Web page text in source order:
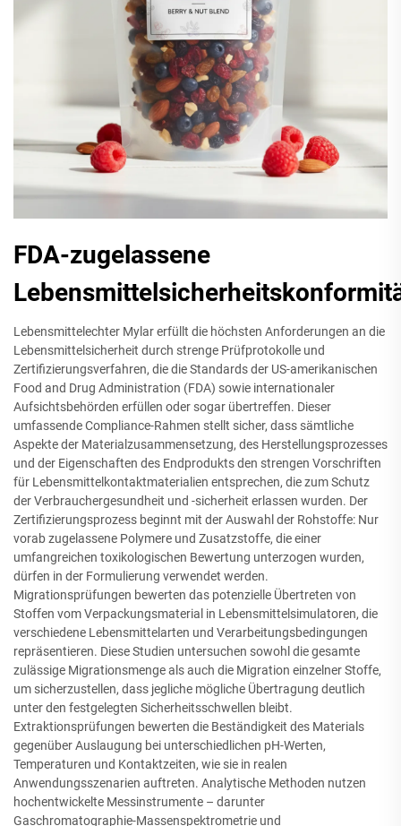
FDA-zugelassene
Lebensmittelechter Mylar erfüllt die höchsten Anforderungen an die
Lebensmittelsicherheit durch strenge Prüfprotokolle und
Zertifizierungsverfahren, die die Standards der US-amerikanischen
Food and Drug Administration (FDA) sowie internationaler
Aufsichtsbehörden erfüllen oder sogar übertreffen. Dieser
umfassende Compliance-Rahmen stellt sicher, dass sämtliche
Aspekte der Materialzusammensetzung, des Herstellungsprozesses
und der Eigenschaften des Endprodukts den strengen Vorschriften
für Lebensmittelkontaktmaterialien entsprechen, die zum Schutz
der Verbrauchergesundheit und -sicherheit erlassen wurden. Der
Zertifizierungsprozess beginnt mit der Auswahl der Rohstoffe: Nur
vorab zugelassene Polymere und Zusatzstoffe, die einer
umfangreichen toxikologischen Bewertung unterzogen wurden,
dürfen in der Formulierung verwendet werden.
Migrationsprüfungen bewerten das potenzielle Übertreten von
Stoffen vom Verpackungsmaterial in Lebensmittelsimulatoren, die
verschiedene Lebensmittelarten und Verarbeitungsbedingungen
repräsentieren. Diese Studien untersuchen sowohl die gesamte
zulässige Migrationsmenge als auch die Migration einzelner Stoffe,
um sicherzustellen, dass jegliche mögliche Übertragung deutlich
unter den festgelegten Sicherheitsschwellen bleibt.
Extraktionsprüfungen bewerten die Beständigkeit des Materials
gegenüber Auslaugung bei unterschiedlichen pH-Werten,
Temperaturen und Kontaktzeiten, wie sie in realen
Anwendungsszenarien auftreten. Analytische Methoden nutzen
hochentwickelte Messinstrumente – darunter
Gaschromatographie-Massenspektrometrie und